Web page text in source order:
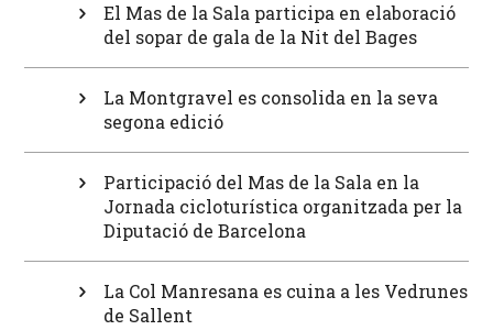
El Mas de la Sala participa en elaboració
del sopar de gala de la Nit del Bages
La Montgravel es consolida en la seva
segona edició
Participació del Mas de la Sala en la
Jornada cicloturística organitzada per la
Diputació de Barcelona
La Col Manresana es cuina a les Vedrunes
de Sallent